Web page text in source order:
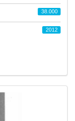
38.000
2012